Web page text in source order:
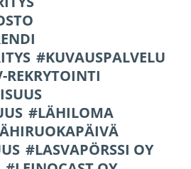
KUVAUSPALVELU
REKRYTOINTI
LÄHILOMA
LASVAPÖRSSI OY